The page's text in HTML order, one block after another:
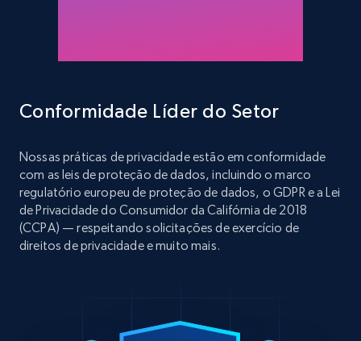
Conformidade Líder do Setor
Nossas práticas de privacidade estão em conformidade
com as leis de proteção de dados, incluindo o marco
regulatório europeu de proteção de dados, o GDPR e a Lei
de Privacidade do Consumidor da Califórnia de 2018
(CCPA) — respeitando solicitações de exercício de
direitos de privacidade e muito mais.